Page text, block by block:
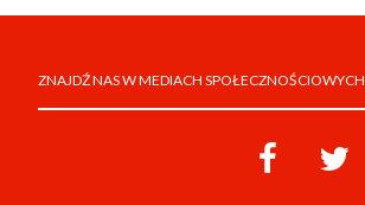
ZNAJDŹ NAS W MEDIACH SPOŁECZNOŚCIOWYCH